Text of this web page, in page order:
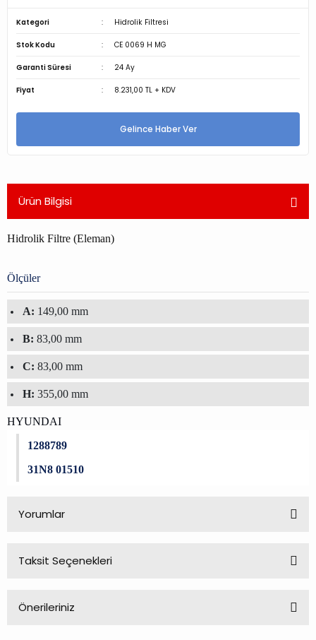
Kategori Hidrolik Filtresi
Stok Kodu CE 0069 H MG
Garanti Süresi 24 Ay
Fiyat 8.231,00 TL + KDV
Gelince Haber Ver
Ürün Bilgisi
Hidrolik Filtre (Eleman)
Ölçüler
A: 149,00 mm
B: 83,00 mm
C: 83,00 mm
H: 355,00 mm
HYUNDAI
1288789
31N8 01510
Yorumlar
Taksit Seçenekleri
Önerileriniz